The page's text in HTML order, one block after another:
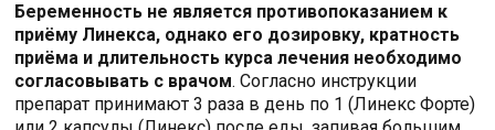
Беременность не является противопоказанием к
приёму Линекса, однако его дозировку, кратность
приёма и длительность курса лечения необходимо
согласовывать с врачом. Согласно инструкции
препарат принимают 3 раза в день по 1 (Линекс Форте)